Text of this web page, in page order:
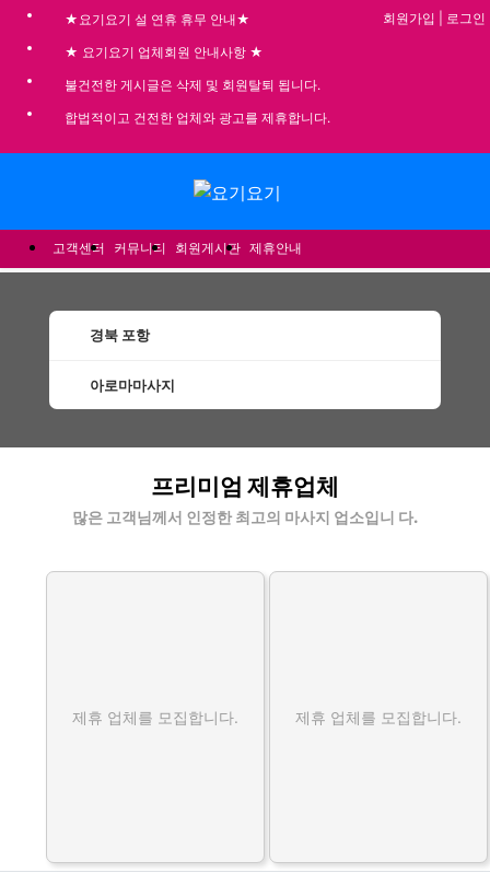
★요기요기 설 연휴 휴무 안내★
★ 요기요기 업체회원 안내사항 ★
불건전한 게시글은 삭제 및 회원탈퇴 됩니다.
합법적이고 건전한 업체와 광고를 제휴합니다.
회원가입 로그인
고객센터 커뮤니티 회원게시판 제휴안내
경북 포항
아로마마사지
프리미엄 제휴업체
많은 고객님께서 인정한 최고의 마사지 업소입니 다.
제휴 업체를 모집합니다. 제휴 업체를 모집합니다.